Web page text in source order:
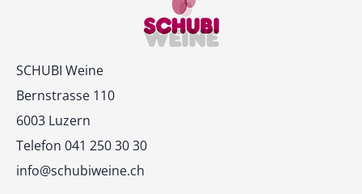
Kontakt
SCHUBI Weine
Bernstrasse 110
6003 Luzern
Telefon 041 250 30 30
info@schubiweine.ch